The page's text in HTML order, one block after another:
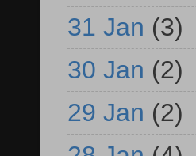
31 Jan (3)
30 Jan (2)
29 Jan (2)